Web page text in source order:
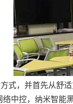
式，并首先从舒
中控，纳米智能